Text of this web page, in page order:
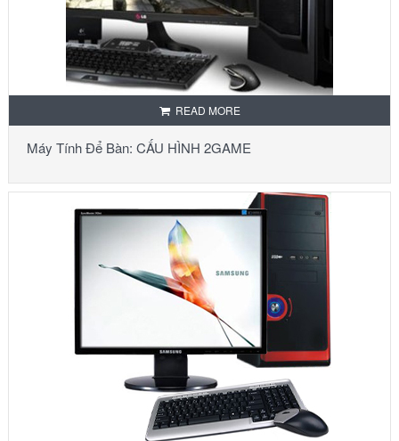
READ MORE
Máy Tính Để Bàn: CẤU HÌNH 2GAME